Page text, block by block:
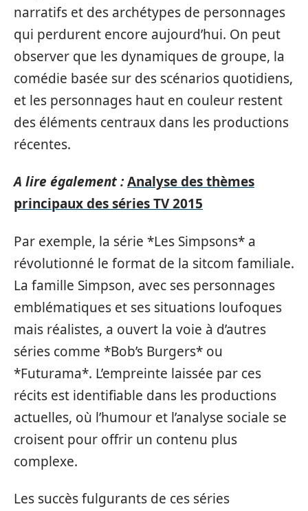
narratifs et des archétypes de personnages
qui perdurent encore aujourd’hui. On peut
observer que les dynamiques de groupe, la
comédie basée sur des scénarios quotidiens,
et les personnages haut en couleur restent
des éléments centraux dans les productions
récentes.
A lire également :Analyse des thèmes
principaux des séries TV 2015
Par exemple, la série *Les Simpsons* a
révolutionné le format de la sitcom familiale.
La famille Simpson, avec ses personnages
emblématiques et ses situations loufoques
mais réalistes, a ouvert la voie à d’autres
séries comme *Bob’s Burgers* ou
*Futurama*. L’empreinte laissée par ces
récits est identifiable dans les productions
actuelles, où l’humour et l’analyse sociale se
croisent pour offrir un contenu plus
complexe.
Les succès fulgurants de ces séries